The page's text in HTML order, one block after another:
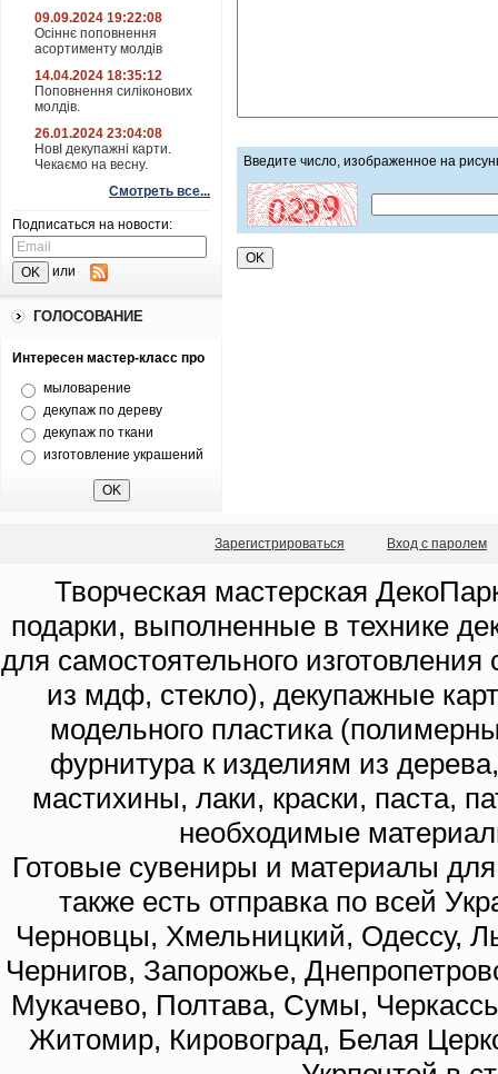
09.09.2024 19:22:08
Осіннє поповнення
асортименту молдів
14.04.2024 18:35:12
Поповнення силіконових
молдів.
26.01.2024 23:04:08
НовІ декупажні карти.
Чекаємо на весну.
Смотреть все...
Подписаться на новости:
или
ГОЛОСОВАНИЕ
Интересен мастер-класс про
мыловарение
декупаж по дереву
декупаж по ткани
изготовление украшений
Введите число, изображенное на
Зарегистрироваться Вход с паролем
Творческая мастерская
подарки, выполненные в технике
для самостоятельного
из мдф, стекло), декупажные
модельного пластика
фурнитура к изделиям из
мастихины, лаки, краски, паста,
необходимые
Готовые сувениры и материалы
также есть отправка по всей
Черновцы, Хмельницкий, Одессу,
Чернигов, Запорожье,
Мукачево, Полтава, Сумы,
Житомир, Кировоград, Белая